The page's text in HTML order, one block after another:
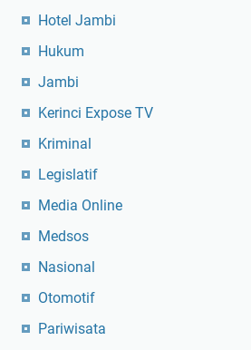
Hotel Jambi
Hukum
Jambi
Kerinci Expose TV
Kriminal
Legislatif
Media Online
Medsos
Nasional
Otomotif
Pariwisata